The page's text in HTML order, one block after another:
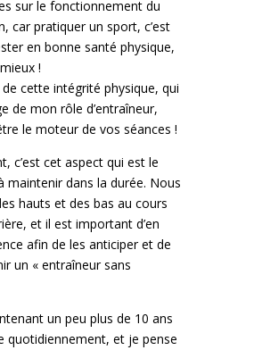
sur le fonctionnement du
car pratiquer un sport, c’est
en bonne santé physique,
!
cette intégrité physique, qui
de mon rôle d’entraîneur,
le moteur de vos séances !
c’est cet aspect qui est le
maintenir dans la durée. Nous
hauts et des bas au cours
et il est important d’en
afin de les anticiper et de
un « entraîneur sans
un peu plus de 10 ans
quotidiennement, et je pense